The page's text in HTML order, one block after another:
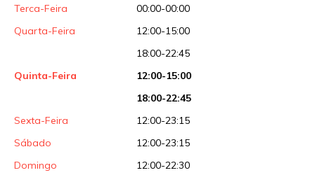
Terca-Feira
00:00-00:00
Quarta-Feira
12:00-15:00
18:00-22:45
Quinta-Feira
12:00-15:00
18:00-22:45
Sexta-Feira
12:00-23:15
Sábado
12:00-23:15
Domingo
12:00-22:30